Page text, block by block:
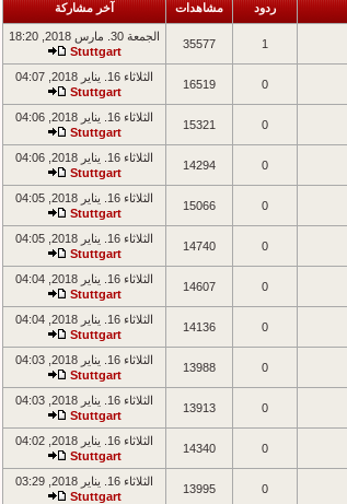
ردود مشاهدات آخر مشاركة
1
35577
الجمعة 30. مارس 2018, 18:20
Stuttgart
0
16519
الثلاثاء 16. يناير 2018, 04:07
Stuttgart
0
15321
الثلاثاء 16. يناير 2018, 04:06
Stuttgart
0
14294
الثلاثاء 16. يناير 2018, 04:06
Stuttgart
0
15066
الثلاثاء 16. يناير 2018, 04:05
Stuttgart
0
14740
الثلاثاء 16. يناير 2018, 04:05
Stuttgart
0
14607
الثلاثاء 16. يناير 2018, 04:04
Stuttgart
0
14136
الثلاثاء 16. يناير 2018, 04:04
Stuttgart
0
13988
الثلاثاء 16. يناير 2018, 04:03
Stuttgart
0
13913
الثلاثاء 16. يناير 2018, 04:03
Stuttgart
0
14340
الثلاثاء 16. يناير 2018, 04:02
Stuttgart
0
13995
الثلاثاء 16. يناير 2018, 03:29
Stuttgart